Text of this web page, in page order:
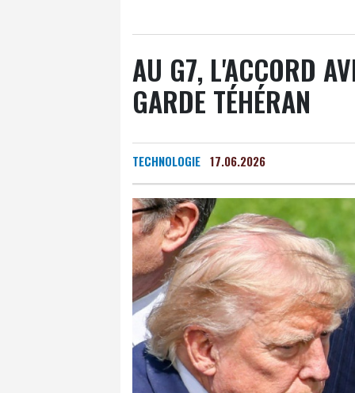
AU G7, L'ACCORD
GARDE TÉHÉRAN
TECHNOLOGIE 17.06.2026